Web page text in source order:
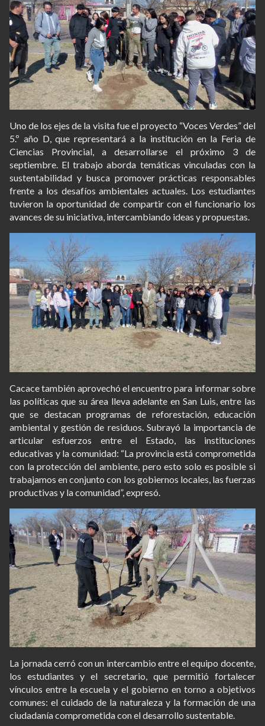
Uno de los ejes de la visita fue el proyecto “Voces Verdes” del
5.º año D, que representará a la institución en la Feria de
Ciencias Provincial, a desarrollarse el próximo 3 de
septiembre. El trabajo aborda temáticas vinculadas con la
sustentabilidad y busca promover prácticas responsables
frente a los desafíos ambientales actuales. Los estudiantes
tuvieron la oportunidad de compartir con el funcionario los
avances de su iniciativa, intercambiando ideas y propuestas.
Cacace también aprovechó el encuentro para informar sobre
las políticas que su área lleva adelante en San Luis, entre las
que se destacan programas de reforestación, educación
ambiental y gestión de residuos. Subrayó la importancia de
articular esfuerzos entre el Estado, las instituciones
educativas y la comunidad: “La provincia está comprometida
con la protección del ambiente, pero esto solo es posible si
trabajamos en conjunto con los gobiernos locales, las fuerzas
productivas y la comunidad”, expresó.
La jornada cerró con un intercambio entre el equipo docente,
los estudiantes y el secretario, que permitió fortalecer
vínculos entre la escuela y el gobierno en torno a objetivos
comunes: el cuidado de la naturaleza y la formación de una
ciudadanía comprometida con el desarrollo sustentable.